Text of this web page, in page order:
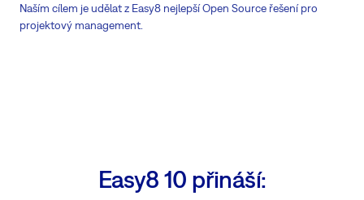
Naším cílem je udělat z Easy8 nejlepší Open Source řešení pro
projektový management.
Easy8 10 přináší: